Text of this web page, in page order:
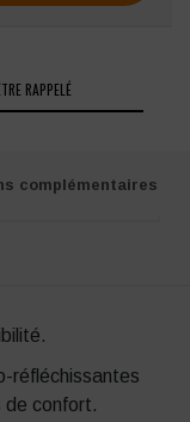
RAPPELÉ
complémentaires
réfléchissantes
de confort.